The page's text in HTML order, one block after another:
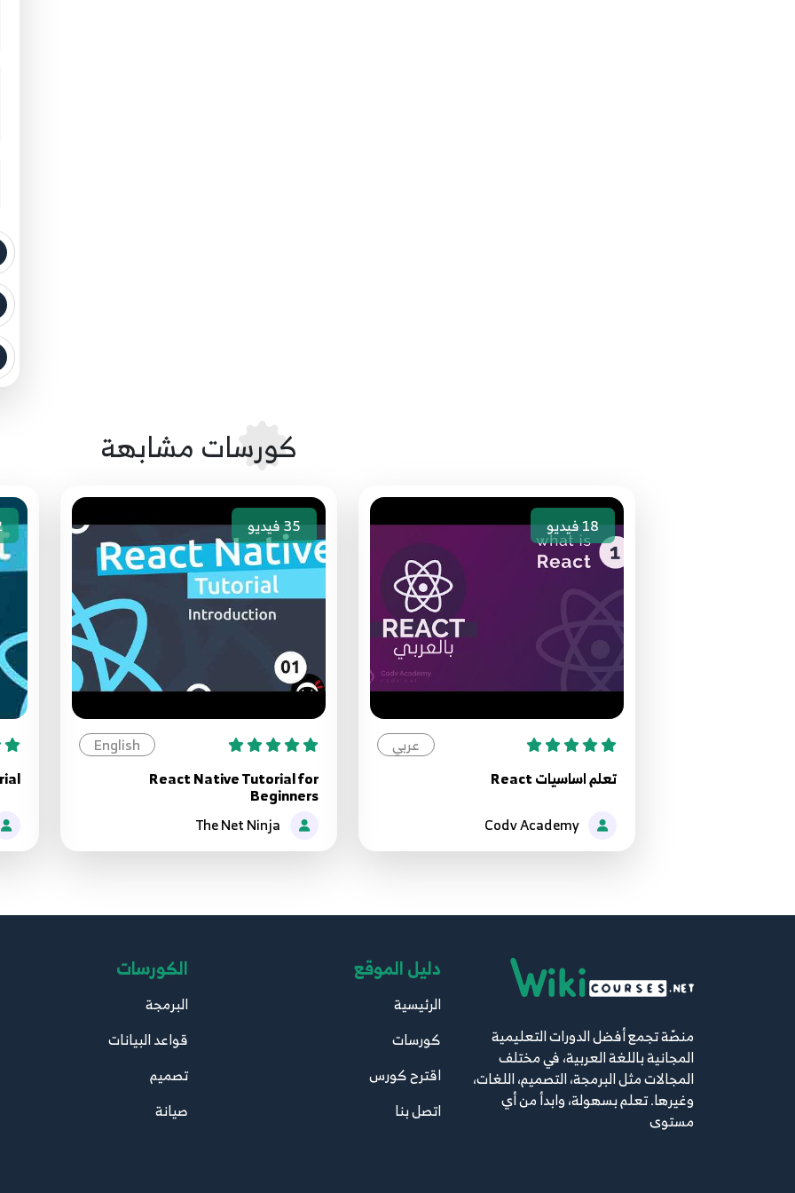
كورسات مشابهة
18فيديو
عربي
تعلم اساسيات React
Codv Academy
35فيديو
English
React Native Tutorial for
Beginners
منصّة تجمع أفضل الدورات التعليمية
المجانية باللغة العربية، في مختلف
المجالات مثل البرمجة، التصميم، اللغات،
وغيرها. تعلم بسهولة، وابدأ من أي
مستوى
دليل الموقع
الرئيسية
كورسات
اقترح كورس
اتصل بنا
الكورسات
البرمجة
قواعد البيانات
تصميم
صيانة